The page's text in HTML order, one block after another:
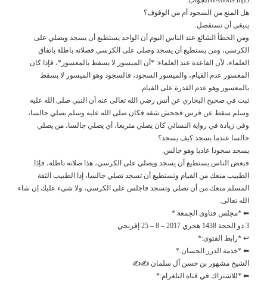
هل المنع من السجود أم من الوقوف؟
ينبغي أن تستفصل.
ومن الخطأ الشائع عند الناس اليوم أن الواحد يستطيع أن يسجد ويصلي على
الكرسي، ومن يستطيع أن يسجد وصلى على الكرسي فصلاته باطلة باتفاق
العلماء، لأن القاعدة عند العلماء: *أن الميسور لا يسقط بالمعسور*، فإذا كان
المعسور عدم القيام، والميسور السجود، فالسجود وهو الميسور لا يسقط
بالمعسور وهو عدم القدرة على القيام.
ثبت في صحيح البخاري عن أنس رضي الله تعالى عنه أن النبي صلى الله عليه
وسلم سقط عن فرس فجحش شقه فكان صلى الله عليه وسلم يصلي جالسا،
وفي زيادة في رواية النسائي كان يصلي متربعا، أي يصلي جالسا، من يصلي
جالسا عندما يسجد كيف يسجد؟
يسجد سجودا عاديا وهو جالس.
فبعض الناس يستطيع أن يسجد ويصلي على الكرسي، هذا صلاته باطلة، فإذا
الطبيب منعك من القيام وتستطيع أن تسجد تصلي جالسا، إذا الطبيب الثقة
المسلم منعك من أن تصلي وتسجد فاجلس على الكرسي، ولا شيء عليك إن شاء
الله تعالى.
⬅ *مجلس فتاوى الجمعة.*
3 ذو الحجة 1438 هجري 2017 – 8 – 25 إفرنجي
↩ *رابط الفتوى:*
⬅ *خدمة الدرر الحسان.*
الشيخ مشهور بن حسن آل سلمان ✍✍
⬅ *للاشتراك في قناة التلغرام:*